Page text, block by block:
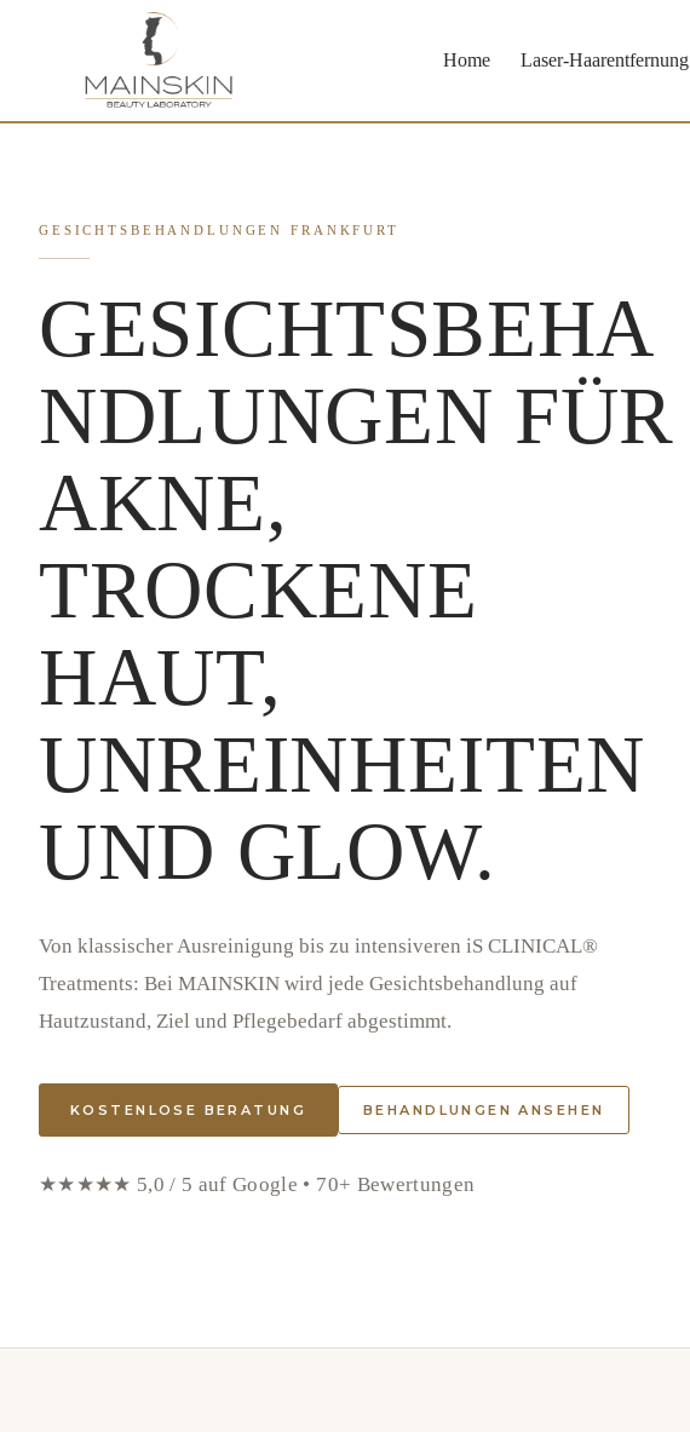
Home Laser-Haarentfernung
GESICHTSBEHANDLUNGEN FRANKFURT
GESICHTSBEHA
NDLUNGEN FÜR
AKNE,
TROCKENE
HAUT,
UNREINHEITEN
UND GLOW.
Von klassischer Ausreinigung bis zu intensiveren iS CLINICAL®
Treatments: Bei MAINSKIN wird jede Gesichtsbehandlung auf
Hautzustand, Ziel und Pflegebedarf abgestimmt.
KOSTENLOSE BERATUNG BEHANDLUNGEN ANSEHEN
★★★★★ 5,0 / 5 auf Google • 70+ Bewertungen